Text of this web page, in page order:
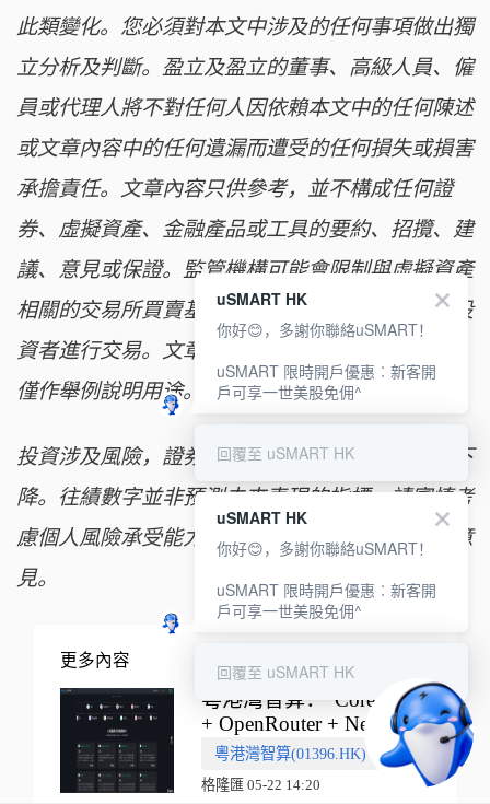
此類變化。您必須對本文中涉及的任何事項做出獨
立分析及判斷。盈立及盈立的董事、高級人員、僱
員或代理人將不對任何人因依賴本文中的任何陳述
或文章內容中的任何遺漏而遭受的任何損失或損害
承擔責任。文章內容只供參考，並不構成任何證
券、虛擬資產、金融產品或工具的要約、招攬、建
議、意見或保證。監管機構可能會限制與虛擬資產
相關的交易所買賣基金僅限符合特定資格要求的投
資者進行交易。文章內容當中任何計算部分/圖片
僅作舉例說明用途。
投資涉及風險，證券的價值和收益可能會上升或下
降。往績數字並非預測未來表現的指標。請審慎考
慮個人風險承受能力，如有需要請諮詢獨立專業意
見。
更多內容
粵港灣智算："CoreWeave
+ OpenRouter + Nebius"
多向融合的中國智算新範
式
粵港灣智算(01396.HK)
格隆匯 05-22 14:20
uSMART HK
你好😊，多謝你聯絡uSMART！
uSMART 限時開戶優惠︰新客開
戶可享一世美股免佣^
回覆至 uSMART HK
uSMART HK
你好😊，多謝你聯絡uSMART！
uSMART 限時開戶優惠︰新客開
戶可享一世美股免佣^
回覆至 uSMART HK